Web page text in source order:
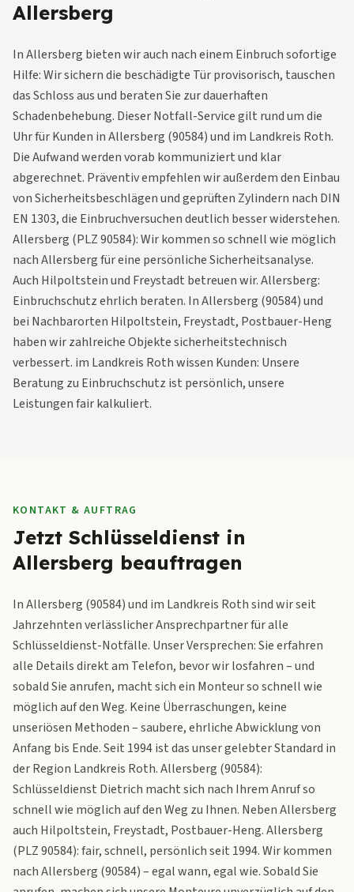
Allersberg
In Allersberg bieten wir auch nach einem Einbruch sofortige
Hilfe: Wir sichern die beschädigte Tür provisorisch, tauschen
das Schloss aus und beraten Sie zur dauerhaften
Schadenbehebung. Dieser Notfall-Service gilt rund um die
Uhr für Kunden in Allersberg (90584) und im Landkreis Roth.
Die Aufwand werden vorab kommuniziert und klar
abgerechnet. Präventiv empfehlen wir außerdem den Einbau
von Sicherheitsbeschlägen und geprüften Zylindern nach DIN
EN 1303, die Einbruchversuchen deutlich besser widerstehen.
Allersberg (PLZ 90584): Wir kommen so schnell wie möglich
nach Allersberg für eine persönliche Sicherheitsanalyse.
Auch Hilpoltstein und Freystadt betreuen wir. Allersberg:
Einbruchschutz ehrlich beraten. In Allersberg (90584) und
bei Nachbarorten Hilpoltstein, Freystadt, Postbauer-Heng
haben wir zahlreiche Objekte sicherheitstechnisch
verbessert. im Landkreis Roth wissen Kunden: Unsere
Beratung zu Einbruchschutz ist persönlich, unsere
Leistungen fair kalkuliert.
KONTAKT & AUFTRAG
Jetzt Schlüsseldienst in
Allersberg beauftragen
In Allersberg (90584) und im Landkreis Roth sind wir seit
Jahrzehnten verlässlicher Ansprechpartner für alle
Schlüsseldienst-Notfälle. Unser Versprechen: Sie erfahren
alle Details direkt am Telefon, bevor wir losfahren – und
sobald Sie anrufen, macht sich ein Monteur so schnell wie
möglich auf den Weg. Keine Überraschungen, keine
unseriösen Methoden – saubere, ehrliche Abwicklung von
Anfang bis Ende. Seit 1994 ist das unser gelebter Standard in
der Region Landkreis Roth. Allersberg (90584):
Schlüsseldienst Dietrich macht sich nach Ihrem Anruf so
schnell wie möglich auf den Weg zu Ihnen. Neben Allersberg
auch Hilpoltstein, Freystadt, Postbauer-Heng. Allersberg
(PLZ 90584): fair, schnell, persönlich seit 1994. Wir kommen
nach Allersberg (90584) – egal wann, egal wie. Sobald Sie